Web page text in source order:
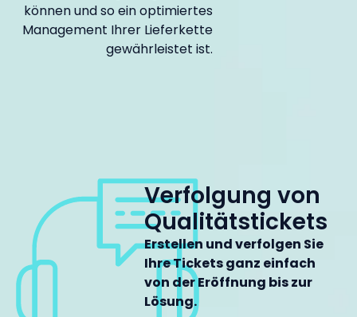
können und so ein optimiertes
Management Ihrer Lieferkette
gewährleistet ist.
Verfolgung von
Qualitätstickets
Erstellen und verfolgen Sie
Ihre Tickets ganz einfach
von der Eröffnung bis zur
Lösung.